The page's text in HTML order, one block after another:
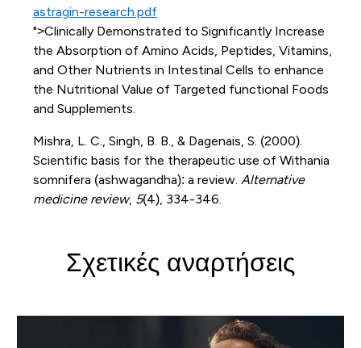
astragin-research.pdf
">Clinically Demonstrated to Significantly Increase
the Absorption of Amino Acids, Peptides, Vitamins,
and Other Nutrients in Intestinal Cells to enhance
the Nutritional Value of Targeted functional Foods
and Supplements.
Mishra, L. C., Singh, B. B., & Dagenais, S. (2000).
Scientific basis for the therapeutic use of Withania
somnifera (ashwagandha): a review. Alternative
medicine review, 5(4), 334-346.
Σχετικές αναρτήσεις